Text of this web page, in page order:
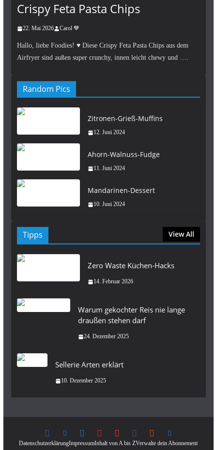
Crispy Feta Pasta Chips
22. Mai 2026 Carol 💙
Hallo, liebe Foodies! ♥︎ Diese Crispy Feta Pasta Chips aus dem
Airfryer sind außen super crunchy, innen leicht chewy und ….
Random Pics
Zitronen-Grieß-Muffins
12. Juni 2024
Ahorn-Walnuss-Fudge
11. Juni 2024
Mandarinen-Dessert
10. Juni 2024
Tipps View All
Zero Waste Küchen-Hacks
14. Februar 2026
Warum gekochter Reis nie lange
draußen stehen darf
24. Dezember 2025
Sellerie Arten erklärt
10. Dezember 2025
DatenschutzerklärungImpressumInhalt von A bis ZVerwalte dein Abonnement